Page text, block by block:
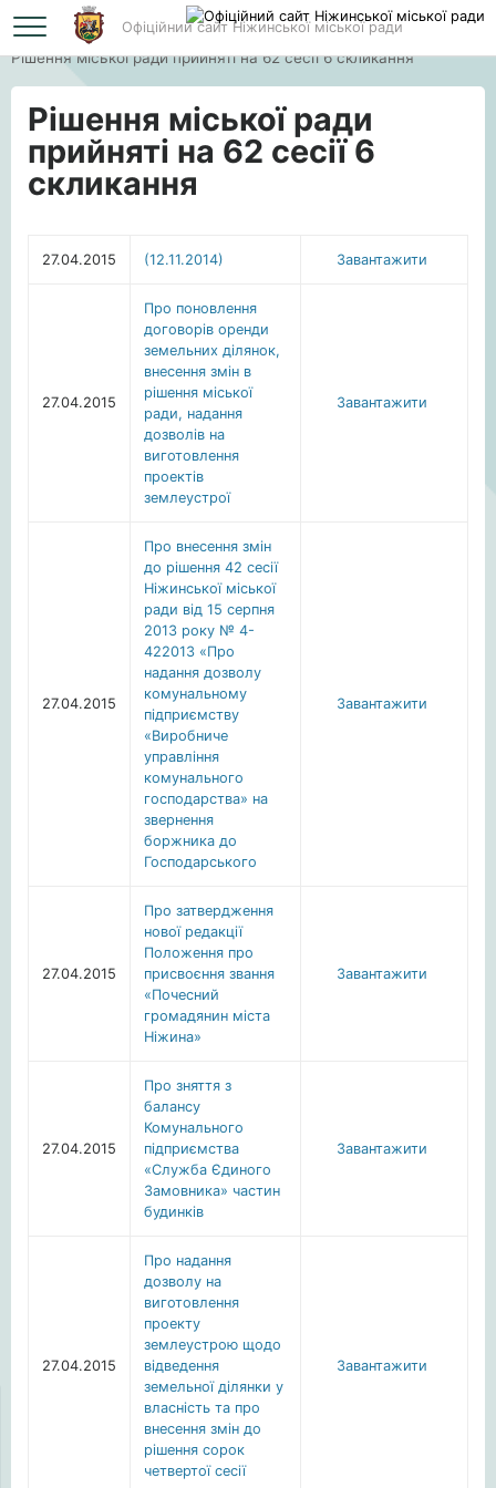
Офіційний сайт Ніжинської міської ради
Головна
Рішення міської ради прийняті на 62 сесії 6 скликання
Рішення міської ради
прийняті на 62 сесії 6
скликання
27.04.2015 (12.11.2014) Завантажити
27.04.2015
Про поновлення
договорів оренди
земельних ділянок,
внесення змін в
рішення міської
ради, надання
дозволів на
виготовлення
проектів
землеустрої
Завантажити
27.04.2015
Про внесення змін
до рішення 42 сесії
Ніжинської міської
ради від 15 серпня
2013 року № 4-
422013 «Про
надання дозволу
комунальному
підприємству
«Виробниче
управління
комунального
господарства» на
звернення
боржника до
Господарського
Завантажити
27.04.2015
Про затвердження
нової редакції
Положення про
присвоєння звання
«Почесний
громадянин міста
Ніжина»
Завантажити
27.04.2015
Про зняття з
балансу
Комунального
підприємства
«Служба Єдиного
Замовника» частин
будинків
Завантажити
27.04.2015
Про надання
дозволу на
виготовлення
проекту
землеустрою щодо
відведення
земельної ділянки у
власність та про
внесення змін до
рішення сорок
четвертої сесії
Завантажити